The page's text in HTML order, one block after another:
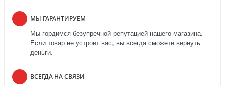
МЫ ГАРАНТИРУЕМ
Мы гордимся безупречной репутацией нашего магазина.
Если товар не устроит вас, вы всегда сможете вернуть
деньги.
ВСЕГДА НА СВЯЗИ